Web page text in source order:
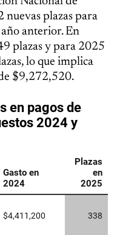
plazas para
anterior. En
plazas y para 2025
lo que implica
$9,272,520.